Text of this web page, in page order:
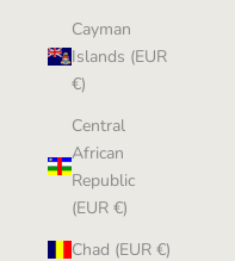
Cayman
Islands (EUR
€)
Central
African
Republic
(EUR €)
Chad (EUR €)